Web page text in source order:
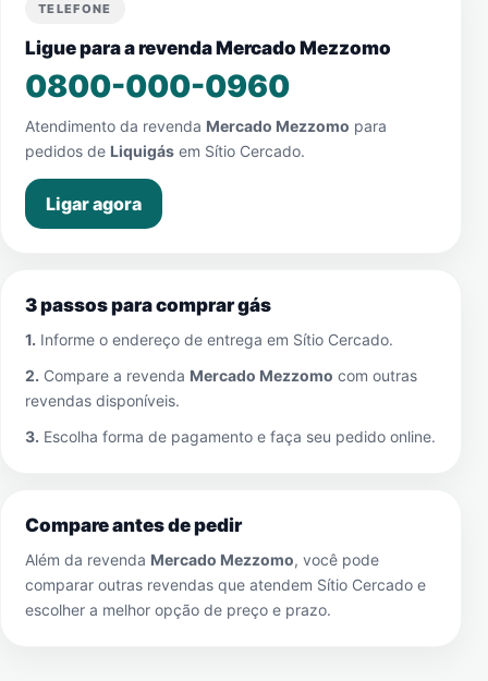
TELEFONE
Ligue para a revenda Mercado Mezzomo
0800-000-0960
Atendimento da revenda Mercado Mezzomo para
pedidos de Liquigás em Sítio Cercado.
Ligar agora
3 passos para comprar gás
1. Informe o endereço de entrega em Sítio Cercado.
2. Compare a revenda Mercado Mezzomo com outras
revendas disponíveis.
3. Escolha forma de pagamento e faça seu pedido online.
Compare antes de pedir
Além da revenda Mercado Mezzomo, você pode
comparar outras revendas que atendem Sítio Cercado e
escolher a melhor opção de preço e prazo.